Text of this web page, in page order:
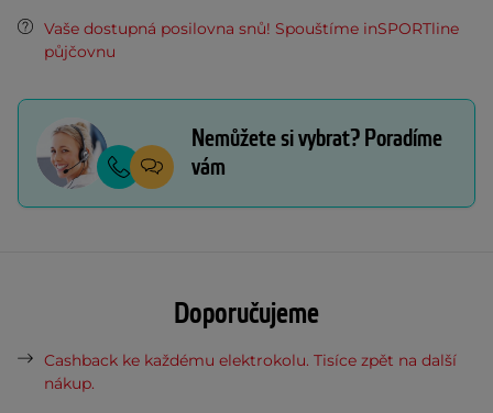
Vaše dostupná posilovna snů! Spouštíme inSPORTline
půjčovnu
Nemůžete si vybrat? Poradíme
vám
Doporučujeme
Cashback ke každému elektrokolu. Tisíce zpět na další
nákup.